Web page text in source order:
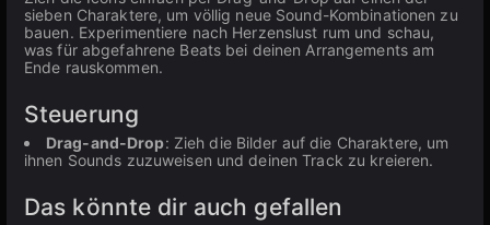
sieben Charaktere, um völlig neue Sound-Kombinationen zu
bauen. Experimentiere nach Herzenslust rum und schau,
was für abgefahrene Beats bei deinen Arrangements am
Ende rauskommen.
Steuerung
Drag-and-Drop: Zieh die Bilder auf die Charaktere, um
ihnen Sounds zuzuweisen und deinen Track zu kreieren.
Das könnte dir auch gefallen